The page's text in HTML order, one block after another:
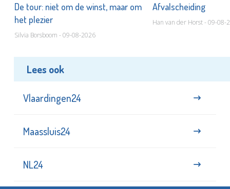
De tour: niet om de winst, maar om
het plezier
Silvia Borsboom - 09-08-2026
Afvalscheiding
Han van der Horst - 09-08-
Lees ook
Vlaardingen24
Maassluis24
NL24